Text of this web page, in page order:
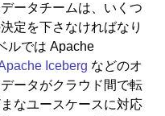
ータチームは、いくつ
定を下さなければなり
ルでは Apache
Iceberg などのオ
ータがクラウド間で転
なユースケースに対応